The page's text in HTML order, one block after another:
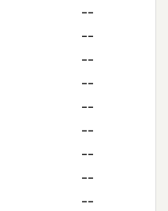
--
--
--
--
--
--
--
--
--